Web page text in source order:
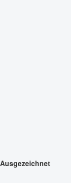
Ausgezeichnet